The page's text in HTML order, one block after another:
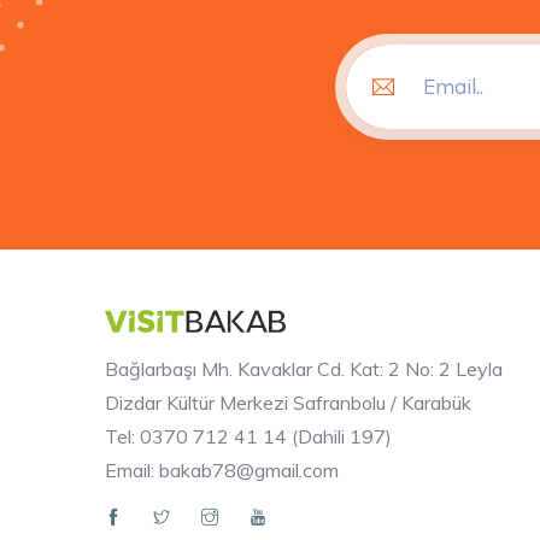
Bağlarbaşı Mh. Kavaklar Cd. Kat: 2 No: 2 Leyla
Dizdar Kültür Merkezi Safranbolu / Karabük
Tel: 0370 712 41 14 (Dahili 197)
Email: bakab78@gmail.com